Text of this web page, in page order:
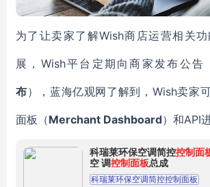
为了让卖家了解Wish商店运营相关
展，Wish平台定期向商家发布公告
布），蓝海亿观网了解到， Wish卖家
面板（Merchant Dashboard）和API
科瑞莱环保空调简控控制面
空 调控制面板总成
科瑞莱环保空调简控控制面板